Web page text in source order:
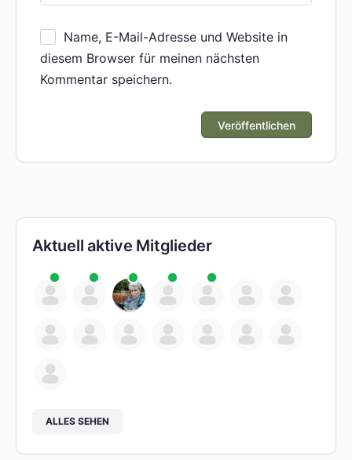
Name, E-Mail-Adresse und Website in
diesem Browser für meinen nächsten
Kommentar speichern.
Aktuell aktive Mitglieder
ALLES SEHEN